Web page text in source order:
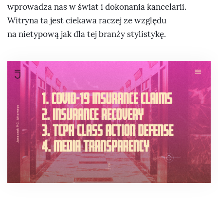
wprowadza nas w świat i dokonania kancelarii.
Witryna ta jest ciekawa raczej ze względu
na nietypową jak dla tej branży stylistykę.